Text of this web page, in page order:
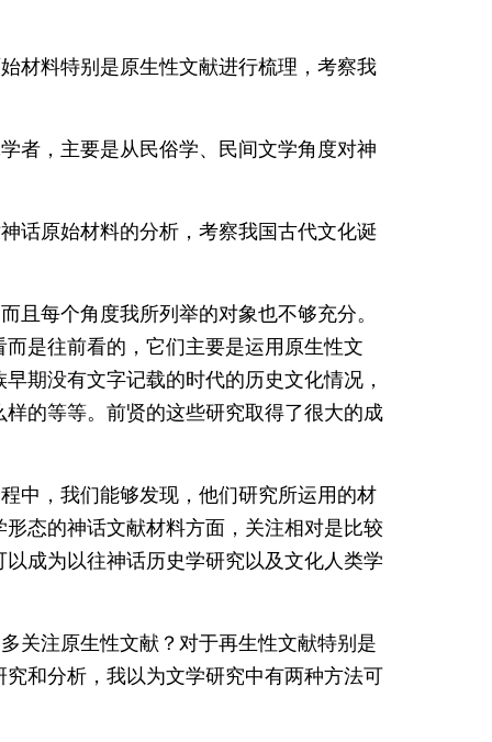
材料特别是原生性文献进行梳理，考察我
者，主要是从民俗学、民间文学角度对神
话原始材料的分析，考察我国古代文化诞
且每个角度我所列举的对象也不够充分。
是往前看的，它们主要是运用原生性文
期没有文字记载的时代的历史文化情况，
的等等。前贤的这些研究取得了很大的成
中，我们能够发现，他们研究所运用的材
态的神话文献材料方面，关注相对是比较
成为以往神话历史学研究以及文化人类学
关注原生性文献？对于再生性文献特别是
和分析，我以为文学研究中有两种方法可